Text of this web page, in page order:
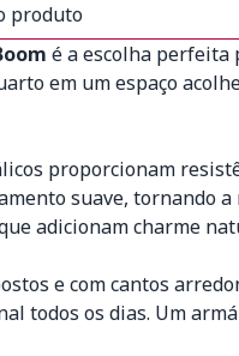
produto
é a escolha perfeita
em um espaço
proporcionam
suave, tornando
adicionam charme
e com cantos
todos os dias. Um